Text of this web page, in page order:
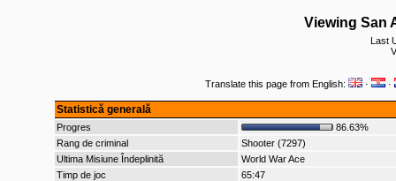
Viewing San
Last
Translate this page from English: · ·
Statistică generală
Progres
86.63%
Rang de criminal
Shooter (7297)
Ultima Misiune Îndeplinită
World War Ace
Timp de joc
65:47